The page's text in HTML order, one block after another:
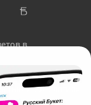
в
«Технология»